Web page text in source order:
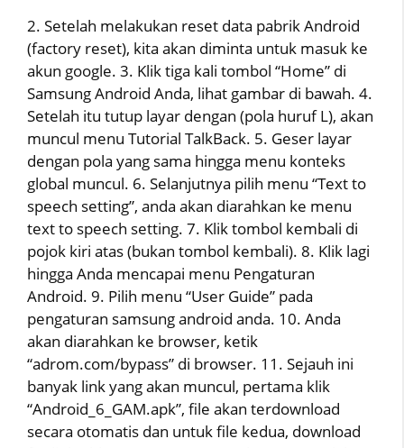
2. Setelah melakukan reset data pabrik Android
(factory reset), kita akan diminta untuk masuk ke
akun google. 3. Klik tiga kali tombol “Home” di
Samsung Android Anda, lihat gambar di bawah. 4.
Setelah itu tutup layar dengan (pola huruf L), akan
muncul menu Tutorial TalkBack. 5. Geser layar
dengan pola yang sama hingga menu konteks
global muncul. 6. Selanjutnya pilih menu “Text to
speech setting”, anda akan diarahkan ke menu
text to speech setting. 7. Klik tombol kembali di
pojok kiri atas (bukan tombol kembali). 8. Klik lagi
hingga Anda mencapai menu Pengaturan
Android. 9. Pilih menu “User Guide” pada
pengaturan samsung android anda. 10. Anda
akan diarahkan ke browser, ketik
“adrom.com/bypass” di browser. 11. Sejauh ini
banyak link yang akan muncul, pertama klik
“Android_6_GAM.apk”, file akan terdownload
secara otomatis dan untuk file kedua, download